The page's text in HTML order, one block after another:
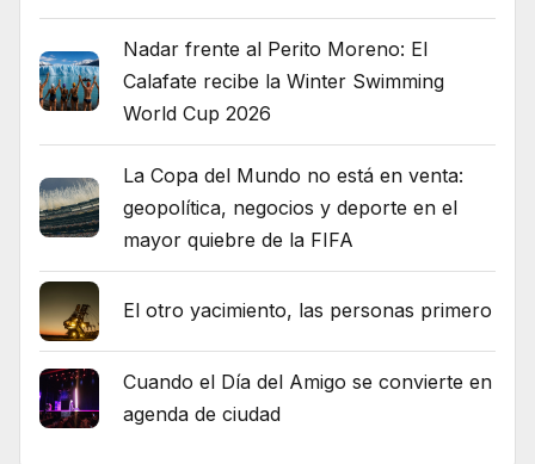
Nadar frente al Perito Moreno: El
Calafate recibe la Winter Swimming
World Cup 2026
La Copa del Mundo no está en venta:
geopolítica, negocios y deporte en el
mayor quiebre de la FIFA
El otro yacimiento, las personas primero
Cuando el Día del Amigo se convierte en
agenda de ciudad